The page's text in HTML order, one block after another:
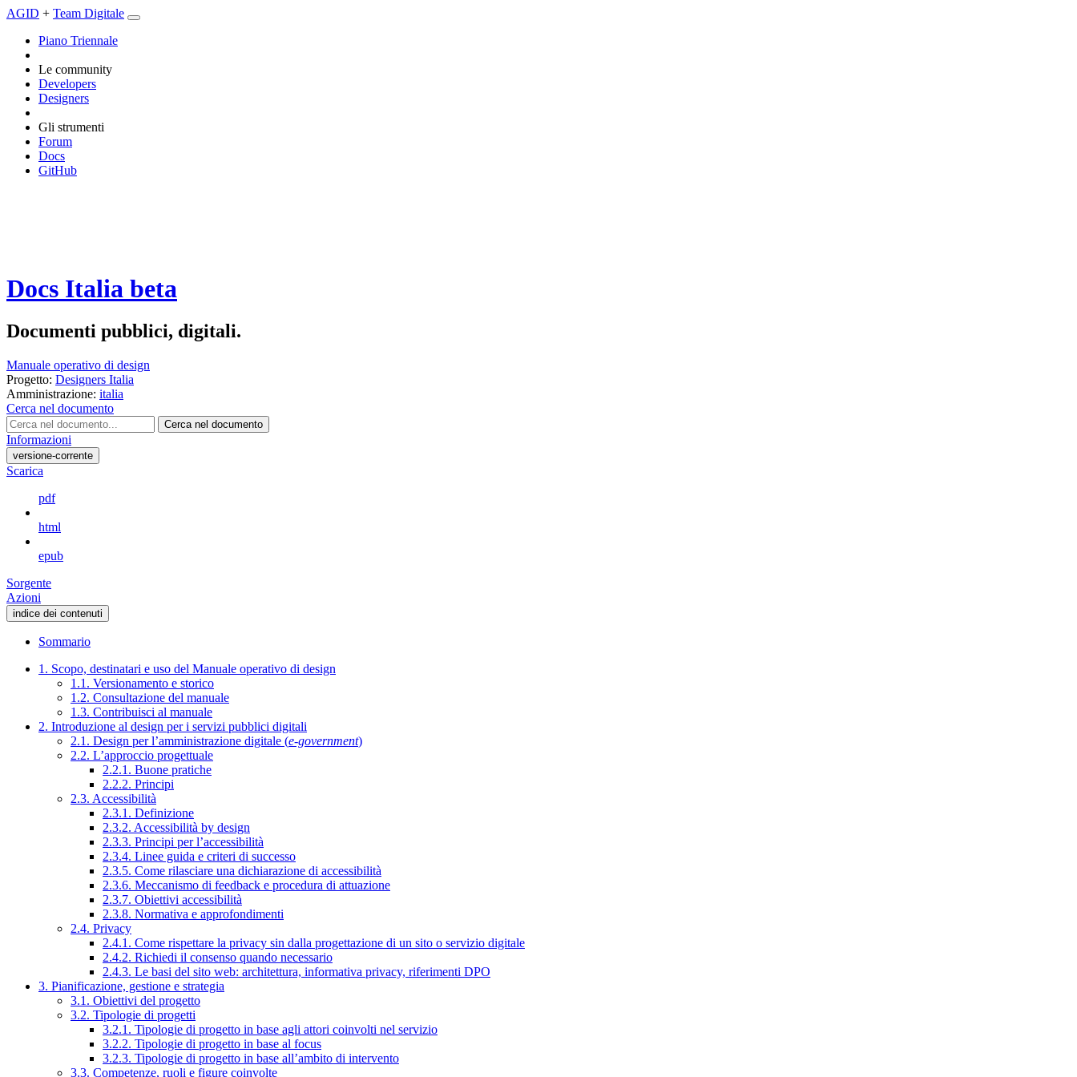
AGID + Team Digitale
Piano Triennale
Le community
Developers
Designers
Gli strumenti
Forum
Docs
GitHub
Docs Italia beta
Documenti pubblici, digitali.
Manuale operativo di design
Progetto: Designers Italia
Amministrazione: italia
Cerca nel documento
Cerca nel documento
Informazioni
versione-corrente
Scarica
pdf
html
epub
Sorgente
Azioni
indice dei contenuti
Sommario
1. Scopo, destinatari e uso del Manuale operativo di design
1.1. Versionamento e storico
1.2. Consultazione del manuale
1.3. Contribuisci al manuale
2. Introduzione al design per i servizi pubblici digitali
2.1. Design per l’amministrazione digitale (e-government)
2.2. L’approccio progettuale
2.2.1. Buone pratiche
2.2.2. Principi
2.3. Accessibilità
2.3.1. Definizione
2.3.2. Accessibilità by design
2.3.3. Principi per l’accessibilità
2.3.4. Linee guida e criteri di successo
2.3.5. Come rilasciare una dichiarazione di accessibilità
2.3.6. Meccanismo di feedback e procedura di attuazione
2.3.7. Obiettivi accessibilità
2.3.8. Normativa e approfondimenti
2.4. Privacy
2.4.1. Come rispettare la privacy sin dalla progettazione di un sito o servizio digitale
2.4.2. Richiedi il consenso quando necessario
2.4.3. Le basi del sito web: architettura, informativa privacy, riferimenti DPO
3. Pianificazione, gestione e strategia
3.1. Obiettivi del progetto
3.2. Tipologie di progetti
3.2.1. Tipologie di progetto in base agli attori coinvolti nel servizio
3.2.2. Tipologie di progetto in base al focus
3.2.3. Tipologie di progetto in base all’ambito di intervento
3.3. Competenze, ruoli e figure coinvolte